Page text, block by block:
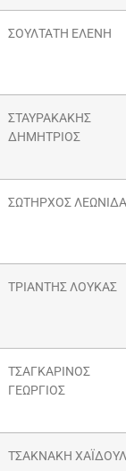
ΣΟΥΛΤΑΤΗ ΕΛΕΝΗ
ΣΤΑΥΡΑΚΑΚΗΣ
ΔΗΜΗΤΡΙΟΣ
ΣΩΤΗΡΧΟΣ
ΤΡΙΑΝΤΗΣ ΛΟΥΚΑΣ
ΤΣΑΓΚΑΡΙΝΟΣ
ΓΕΩΡΓΙΟΣ
ΤΣΑΚΝΑΚΗ